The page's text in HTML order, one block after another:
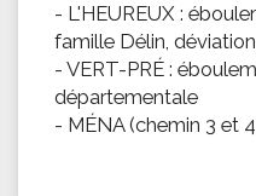
- L'HEUREUX :
famille Délin,
- VERT-PRÉ :
départementale
- MÉNA (chemin 3 et